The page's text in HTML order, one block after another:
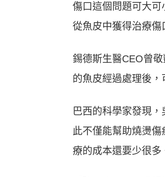
傷口這個問題可大
從魚皮中獲得治療傷
錫德斯生醫CEO曾
的魚皮經過處理後，
巴西的科學家發現
此不僅能幫助燒燙
療的成本還要少很多